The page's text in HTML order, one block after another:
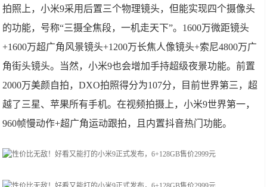
拍照上，小米9采用后置三个物理镜头，但能实现四个摄像头
的功能，号称“三摄全焦段，一机走天下”。1600万微距镜头
+1600万超广角风景镜头+1200万长焦人像镜头+索尼4800万广
角街头镜头。当然，小米9也会增加手持超级夜景功能。前置
2000万美颜自拍，DXO拍照得分为107分，目前世界第三，超
越了三星、苹果所有手机。在视频拍摄上，小米9世界第一，
960帧慢动作+超广角运动跟拍，且内置抖音热门功能。